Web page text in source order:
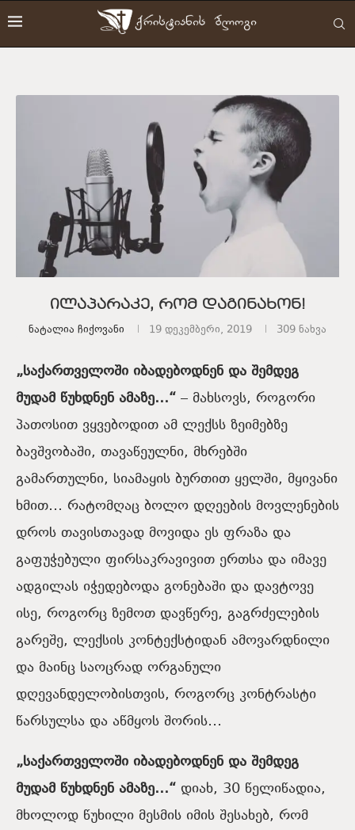
ილაპარაკე, რომ დაგინახონ!
Ნატალია Ჩიქოვანი 19 დეკემბერი, 2019 309 ნახვა
„საქართველოში იბადებოდნენ და შემდეგ
მუდამ წუხდნენ ამაზე…“ – მახსოვს, როგორი
პათოსით ვყვებოდით ამ ლექსს ზეიმებზე
ბავშვობაში, თავაწეულნი, მხრებში
გამართულნი, სიამაყის ბურთით ყელში, მყივანი
ხმით… რატომღაც ბოლო დღეების მოვლენების
დროს თავისთავად მოვიდა ეს ფრაზა და
გაფუჭებული ფირსაკრავივით ერთსა და იმავე
ადგილას იჭედებოდა გონებაში და დავტოვე
ისე, როგორც ზემოთ დავწერე, გაგრძელების
გარეშე, ლექსის კონტექსტიდან ამოვარდნილი
და მაინც საოცრად ორგანული
დღევანდელობისთვის, როგორც კონტრასტი
წარსულსა და აწმყოს შორის…
„საქართველოში იბადებოდნენ და შემდეგ
მუდამ წუხდნენ ამაზე…“ დიახ, 30 წელიწადია,
მხოლოდ წუხილი მესმის იმის შესახებ, რომ